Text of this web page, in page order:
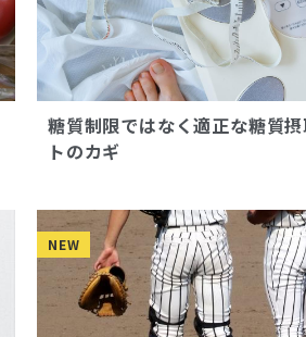
糖質制限ではなく適正な糖質
トのカギ
NEW